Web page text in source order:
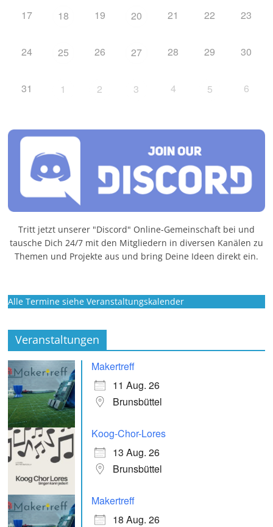
17 18 19 20 21 22 23
24 25 26 27 28 29 30
31 1 2 3 4 5 6
Tritt jetzt unserer "Discord" Online-Gemeinschaft bei und
tausche Dich 24/7 mit den Mitgliedern in diversen Kanälen zu
Themen und Projekte aus und bring Deine Ideen direkt ein.
Alle Termine siehe Veranstaltungskalender
Veranstaltungen
Makertreff
11 Aug. 26
Brunsbüttel
Koog-Chor-Lores
13 Aug. 26
Brunsbüttel
Makertreff
18 Aug. 26